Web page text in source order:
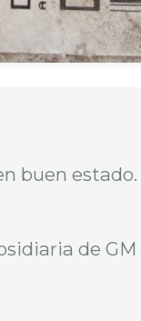
buen estado.
de